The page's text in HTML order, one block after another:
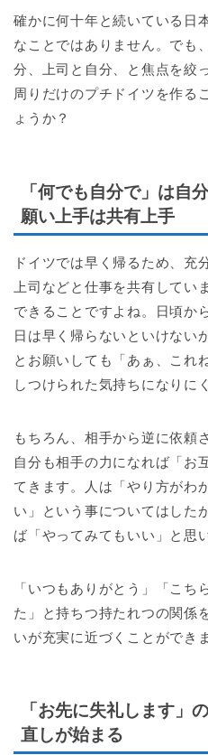
確かに何十年と続いている日
なことではありません。でも
分、上司と自分、と焦点を絞
周りだけのプチドイツを作る
ょうか？
「何でも自分で」は
願い上手は共有上手
ドイツでは早く帰るため、充
上司などと仕事を共有してい
できることですよね。日頃か
日は早く帰らないといけない
とお願いしても「あぁ、これ
しつけられた気持ちになりに
もちろん、相手から逆に依頼
自分も相手の力になれば「お
てきます。人は「やり方がわ
い」という事についてはした
ば「やってみてもいい」と思
「いつもありがとう」「こち
た」と持ちつ持たれつの関係
いが充実に近づくことができ
「お先に失礼します」
直しが始まる